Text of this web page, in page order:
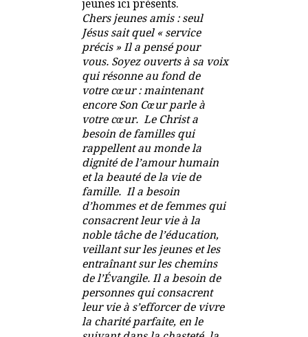
jeunes ici présents.
Chers jeunes amis : seul
Jésus sait quel « service
précis » Il a pensé pour
vous. Soyez ouverts à sa voix
qui résonne au fond de
votre cœur : maintenant
encore Son Cœur parle à
votre cœur. Le Christ a
besoin de familles qui
rappellent au monde la
dignité de l’amour humain
et la beauté de la vie de
famille. Il a besoin
d’hommes et de femmes qui
consacrent leur vie à la
noble tâche de l’éducation,
veillant sur les jeunes et les
entraînant sur les chemins
de l’Évangile. Il a besoin de
personnes qui consacrent
leur vie à s’efforcer de vivre
la charité parfaite, en le